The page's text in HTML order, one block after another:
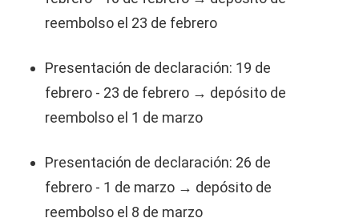
reembolso el 23 de febrero
Presentación de declaración: 19 de
febrero - 23 de febrero → depósito de
reembolso el 1 de marzo
Presentación de declaración: 26 de
febrero - 1 de marzo → depósito de
reembolso el 8 de marzo